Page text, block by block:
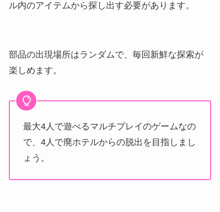
ル内のアイテムから探し出す必要があります。
部品の出現場所はランダムで、毎回新鮮な探索が
楽しめます。
最大4人で遊べるマルチプレイのゲームなの
で、4人で廃ホテルからの脱出を目指しまし
ょう。